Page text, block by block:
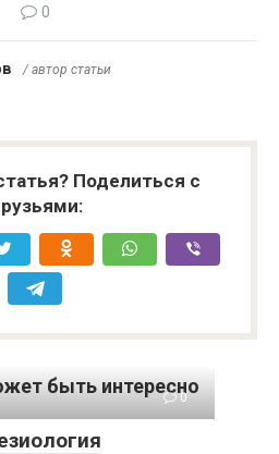
0
/ автор статьи
Поделиться с
быть интересно
0